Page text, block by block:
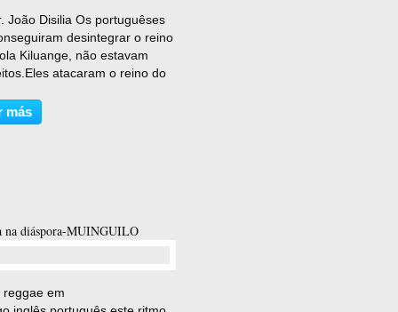
João Disilia Os portuguêses
desintegrar o reino
Kiluange, não estavam
atacaram o reino do
e ruinado pelas intrigas.
o nascimento de Angola,
más
na diáspora-MUINGUILO
reggae em